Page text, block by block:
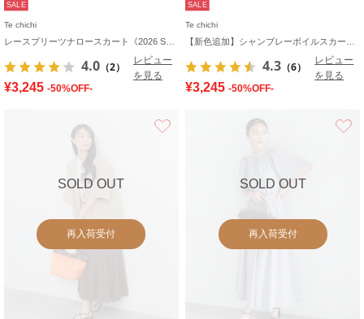
SALE
Te chichi
4.0 （2）
レビュー
を見る
¥3,245 -50%OFF-
SALE
Te chichi
4.3 （6）
レビュー
を見る
¥3,245 -50%OFF-
SOLD OUT
再入荷受付
SOLD OUT
再入荷受付